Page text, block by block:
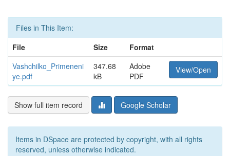
Files in This Item:
File
Size
Format
Vashchilko_Primeneni
ye.pdf
347.68
kB
Adobe
PDF
View/Open
Show full item record Google Scholar
Items in DSpace are protected by copyright, with all rights
reserved, unless otherwise indicated.